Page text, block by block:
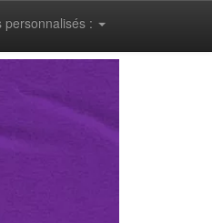
personnalisés :